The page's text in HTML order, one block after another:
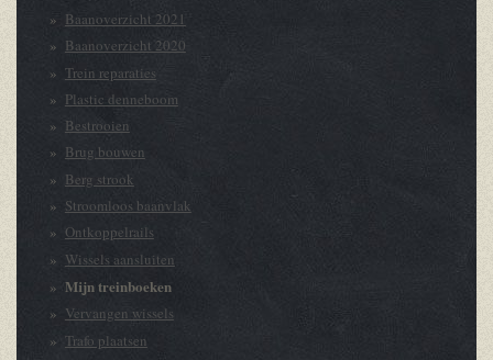
Baanoverzicht 2021
Baanoverzicht 2020
Trein reparaties
Plastic denneboom
Bestrooien
Brug bouwen
Berg strook
Stroomloos baanvlak
Ontkoppelrails
Wissels aansluiten
Mijn treinboeken
Vervangen wissels
Trafo plaatsen